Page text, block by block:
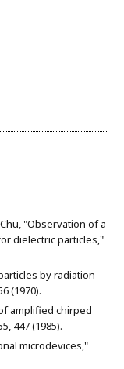
Chu, "Observation of a
dielectric particles,"
by radiation
(1970).
amplified chirped
447 (1985).
microdevices,"